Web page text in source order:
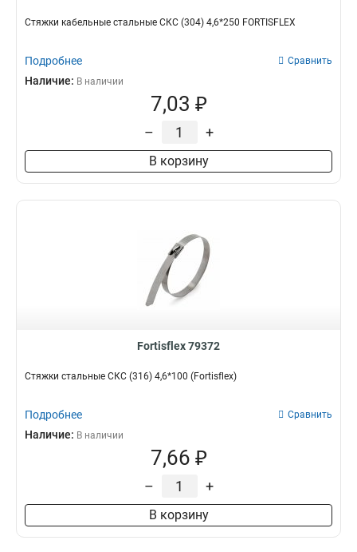
Стяжки кабельные стальные СКС (304) 4,6*250 FORTISFLEX
Подробнее Сравнить
Наличие: В наличии
7,03 ₽
– +
В корзину
Fortisflex 79372
Стяжки стальные СКС (316) 4,6*100 (Fortisflex)
Подробнее Сравнить
Наличие: В наличии
7,66 ₽
– +
В корзину